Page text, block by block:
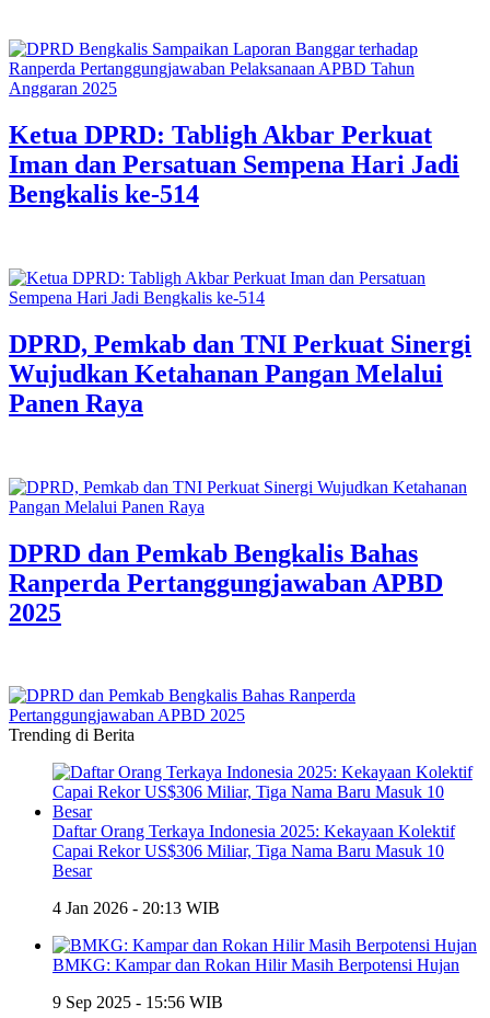
Ketua DPRD: Tabligh Akbar Perkuat
Iman dan Persatuan Sempena Hari Jadi
Bengkalis ke-514
DPRD, Pemkab dan TNI Perkuat Sinergi
Wujudkan Ketahanan Pangan Melalui
Panen Raya
DPRD dan Pemkab Bengkalis Bahas
Ranperda Pertanggungjawaban APBD
2025
Trending di Berita
Daftar Orang Terkaya Indonesia 2025: Kekayaan Kolektif
Capai Rekor US$306 Miliar, Tiga Nama Baru Masuk 10
Besar
4 Jan 2026 - 20:13 WIB
BMKG: Kampar dan Rokan Hilir Masih Berpotensi Hujan
9 Sep 2025 - 15:56 WIB